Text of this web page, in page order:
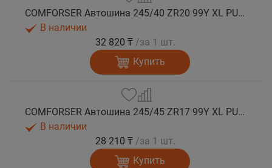
COMFORSER Автошина 245/40 ZR20 99Y XL PURESPEED лето
В наличии
32 820 ₸ /за 1 шт.
Купить
COMFORSER Автошина 245/45 ZR17 99Y XL PURESPEED лето
В наличии
28 210 ₸ /за 1 шт.
Купить